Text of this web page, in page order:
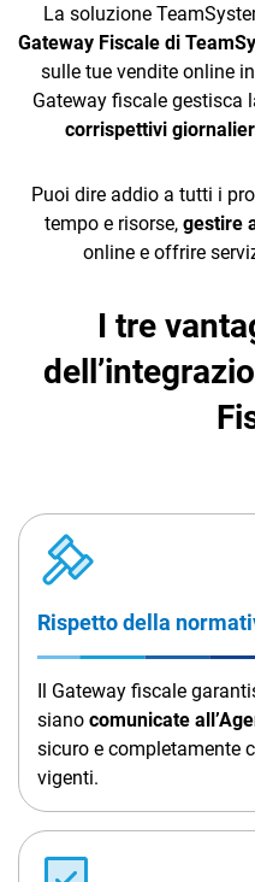
Ecommerce
Email Marketing
Fatturazione
HR
TeamSystem Corporate
TeamSystem Store
La soluzione
Gateway Fiscale di
sulle tue vendite online
Gateway fiscale gestisca
corrispettivi
Puoi dire addio a tutti i
tempo e risorse, gestire
online e offrire
I tre
Rispetto della
Il Gateway fiscale
siano comunicate
sicuro e completamente
vigenti.